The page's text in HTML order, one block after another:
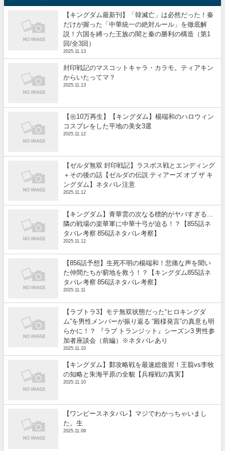
【キングダム最新刊】「韓滅亡」は必然だった！秦
だけが握った「中華統一の絶対ルール」を徹底解
説！六国を縛った王族の闇と秦の勝利の構造（第1
回/全3回）
2025.11.13
封印戦記のマスコットキャラ・カラモ。ティアキン
からいたってマ？
2025.11.13
【㊗️10万再生】【キングダム】楊端和のハロウィン
コスプレをした平地の美女3選
2025.11.12
【ゼルダ無双 封印戦記】ラスボス戦とエンディング
＋その後の話【ゼルダの伝説 ティアーズ オブ ザ キ
ングダム】ネタバレ注意
2025.11.12
【キングダム】青華雲の次なる標的がヤバすぎる...
隣の戦場の楽華軍に中華十弓が迫る！？【855話ネ
タバレ考察 856話ネタバレ考察】
2025.11.12
【856話予想】生死不明の楊端和！悲痛な声を聞い
た仲間たちが窮地を救う！？【キングダム855話ネ
タバレ考察 856話ネタバレ考察】
2025.11.11
【ラブトラ3】モテ無双状態だった“ヒロキングダ
ム”を男性メンバーが振り返る “殿様発言”の真意も明
らかに！？ 『ラブ トランジット』シーズン3 男性参
加者座談会（前編）※ネタバレあり
2025.11.10
【キングダム】鄴攻略戦を最速総復習！王翦vs李牧
の知略と朱海平原の全貌【兵糧戦の真実】
2025.11.10
【ワンピースネタバレ】マジでわかっちゃいまし
た。生
2025.11.09